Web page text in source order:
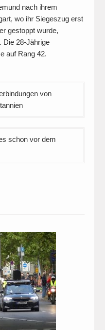
nach ihrem
wo ihr Siegeszug erst
gestoppt wurde,
Die 28-Jährige
auf Rang 42.
von
schon vor dem